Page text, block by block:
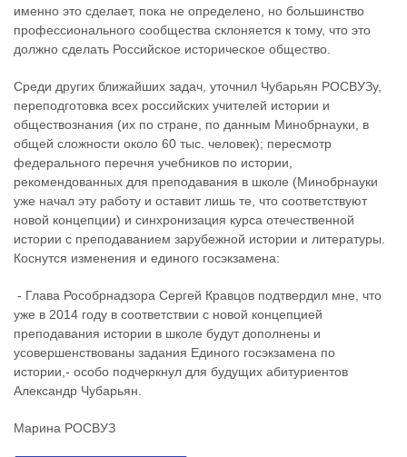
именно это сделает, пока не определено, но большинство
профессионального сообщества склоняется к тому, что это
должно сделать Российское историческое общество.
Среди других ближайших задач, уточнил Чубарьян РОСВУЗу,
переподготовка всех российских учителей истории и
обществознания (их по стране, по данным Минобрнауки, в
общей сложности около 60 тыс. человек); пересмотр
федерального перечня учебников по истории,
рекомендованных для преподавания в школе (Минобрнауки
уже начал эту работу и оставит лишь те, что соответствуют
новой концепции) и синхронизация курса отечественной
истории с преподаванием зарубежной истории и литературы.
Коснутся изменения и единого госэкзамена:
- Глава Рособрнадзора Сергей Кравцов подтвердил мне, что
уже в 2014 году в соответствии с новой концепцией
преподавания истории в школе будут дополнены и
усовершенствованы задания Единого госэкзамена по
истории,- особо подчеркнул для будущих абитуриентов
Александр Чубарьян.
Марина РОСВУЗ